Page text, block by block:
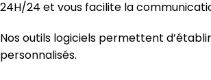
24H/24 et vous facilite la
Nos outils logiciels permettent
personnalisés.